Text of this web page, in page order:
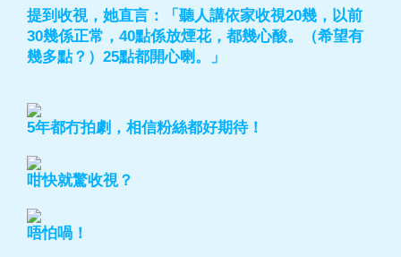
提到收視，她直言：「聽人講依家收視20幾，以前
30幾係正常，40點係放煙花，都幾心酸。（希望有
幾多點？）25點都開心喇。」
5年都冇拍劇，相信粉絲都好期待！
咁快就驚收視？
唔怕喎！